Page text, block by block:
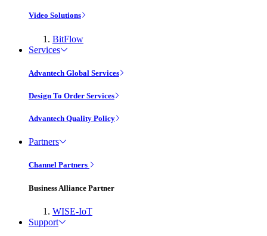
Video Solutions
BitFlow
Services
Advantech Global Services
Design To Order Services
Advantech Quality Policy
Partners
Channel Partners
Business Alliance Partner
WISE-IoT
Support